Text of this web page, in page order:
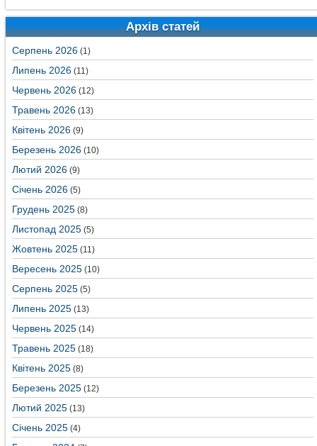
Архів статей
Серпень 2026 (1)
Липень 2026 (11)
Червень 2026 (12)
Травень 2026 (13)
Квітень 2026 (9)
Березень 2026 (10)
Лютий 2026 (9)
Січень 2026 (5)
Грудень 2025 (8)
Листопад 2025 (5)
Жовтень 2025 (11)
Вересень 2025 (10)
Серпень 2025 (5)
Липень 2025 (13)
Червень 2025 (14)
Травень 2025 (18)
Квітень 2025 (8)
Березень 2025 (12)
Лютий 2025 (13)
Січень 2025 (4)